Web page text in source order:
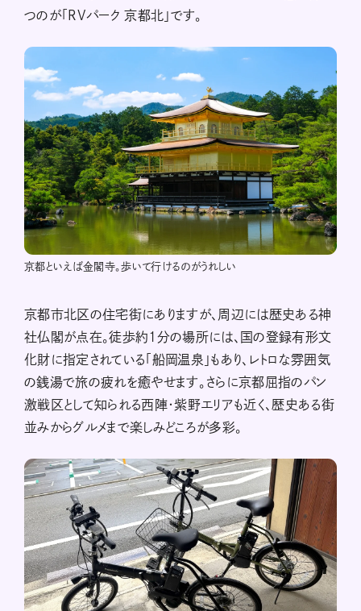
つのが「RVパーク 京都北」です。
京都といえば金閣寺。歩いて行けるのがうれしい
京都市北区の住宅街にありますが、周辺には歴史ある神
社仏閣が点在。徒歩約1分の場所には、国の登録有形文
化財に指定されている「船岡温泉」もあり、レトロな雰囲気
の銭湯で旅の疲れを癒やせます。さらに京都屈指のパン
激戦区として知られる西陣・紫野エリアも近く、歴史ある街
並みからグルメまで楽しみどころが多彩。